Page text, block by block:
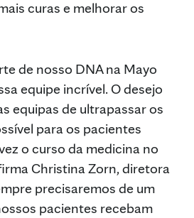
curas e melhorar os
de nosso DNA na Mayo
equipe incrível. O desejo
equipas de ultrapassar os
para os pacientes
o curso da medicina no
Christina Zorn, diretora
precisaremos de um
pacientes recebam